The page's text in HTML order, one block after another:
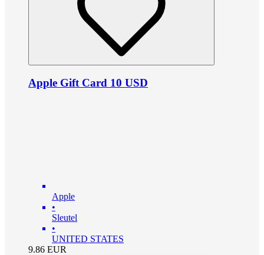
Apple Gift Card 10 USD
Apple
•
Sleutel
•
UNITED STATES
9.86 EUR